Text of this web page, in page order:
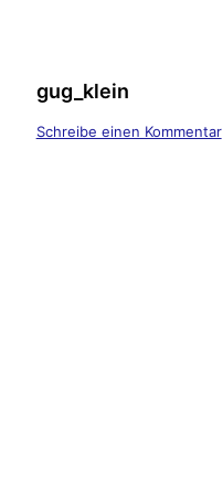
gug_klein
Schreibe einen Kommentar